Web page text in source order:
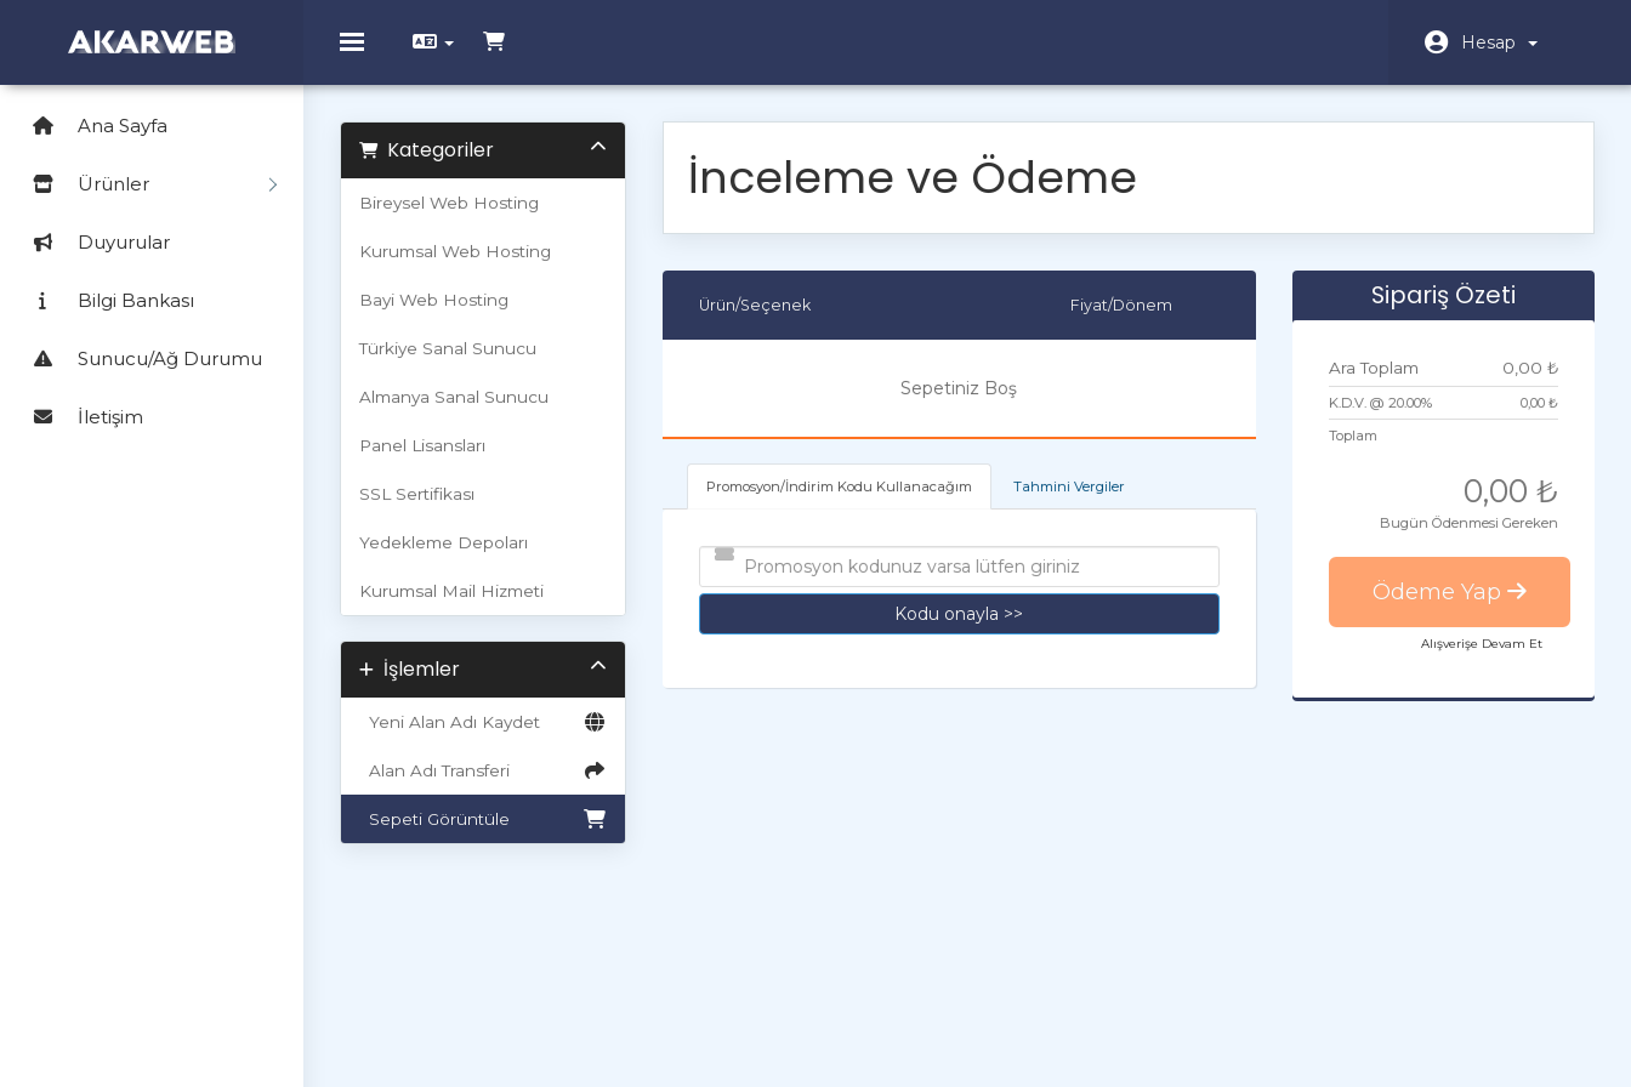
Toggle navigation Hesap
Ana Sayfa
Ürünler
Duyurular
Bilgi Bankası
Sunucu/Ağ Durumu
İletişim
Kategoriler
Bireysel Web Hosting
Kurumsal Web Hosting
Bayi Web Hosting
Türkiye Sanal Sunucu
Almanya Sanal Sunucu
Panel Lisansları
SSL Sertifikası
Yedekleme Depoları
Kurumsal Mail Hizmeti
İşlemler
Yeni Alan Adı Kaydet
Alan Adı Transferi
Sepeti Görüntüle
İnceleme ve Ödeme
Ürün/Seçenek Fiyat/Dönem
Sepetiniz Boş
Promosyon/İndirim Kodu Kullanacağım Tahmini Vergiler
Kodu onayla >>
Sipariş Özeti
Ara Toplam 0,00 ₺
K.D.V. @ 20.00%
0,00 ₺
Toplam
0,00 ₺
Bugün Ödenmesi Gereken
Ödeme Yap
Alışverişe Devam Et